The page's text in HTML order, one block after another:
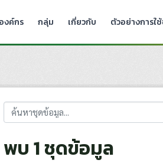
องค์กร กลุ่ม เกี่ยวกับ ตัวอย่างการใ
พบ 1 ชุดข้อมูล